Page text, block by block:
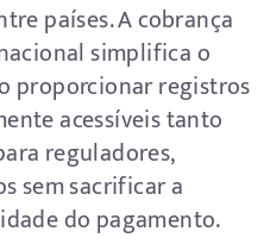
países. A cobrança
simplifica o
proporcionar registros
acessíveis tanto
reguladores,
sem sacrificar a
do pagamento.